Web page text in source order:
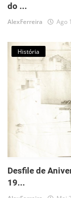
do ...
AlexFerreira Ago
História
Desfile de
19...